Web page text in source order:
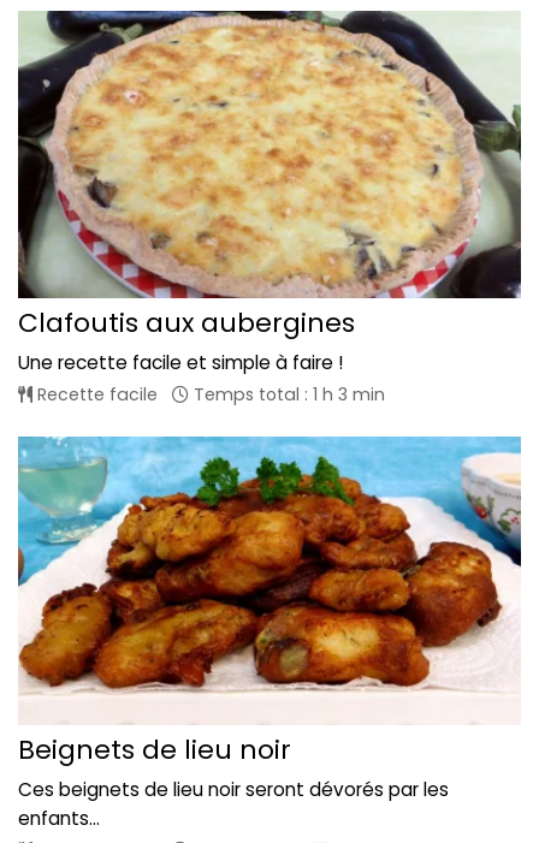
Clafoutis aux aubergines
Une recette facile et simple à faire !
Recette facile Temps total : 1 h 3 min
Beignets de lieu noir
Ces beignets de lieu noir seront dévorés par les
enfants...